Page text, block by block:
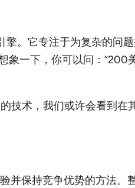
擎。它专注于为复杂的问
象一下，你可以问：
技术，我们或许会看到
并保持竞争优势的方法